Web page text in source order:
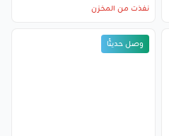
نفذت من المخزن
وصل حديثًا